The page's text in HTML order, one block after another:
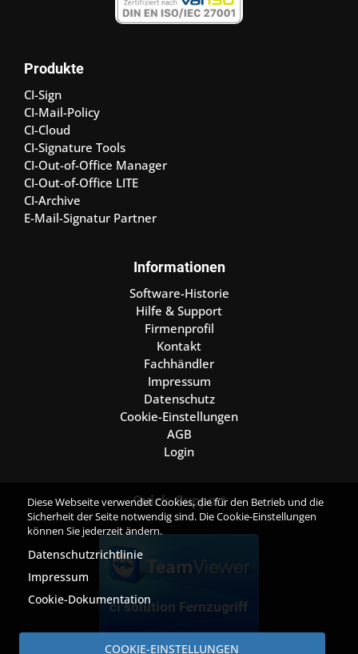
Diese Webseite verwendet Cookies, die für den Betrieb und die
Sicherheit der Seite notwendig sind. Die Cookie-Einstellungen
können Sie jederzeit ändern.
Datenschutzrichtlinie
Impressum
Cookie-Dokumentation
COOKIE-EINSTELLUNGEN
Produkte
CI-Sign
CI-Mail-Policy
CI-Cloud
CI-Signature Tools
CI-Out-of-Office Manager
CI-Out-of-Office LITE
CI-Archive
E-Mail-Signatur Partner
Informationen
Software-Historie
Hilfe & Support
Firmenprofil
Kontakt
Fachhändler
Impressum
Datenschutz
Cookie-Einstellungen
AGB
Login
Quick-Support